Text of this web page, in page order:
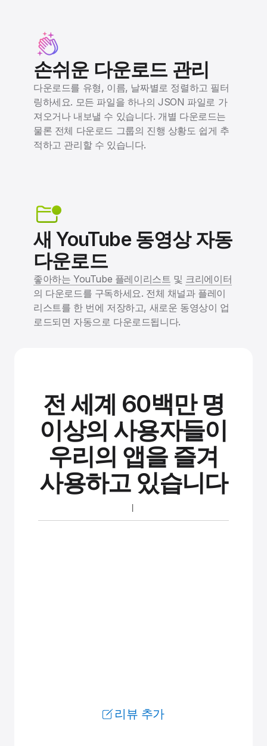
손쉬운 다운로드 관리
다운로드를 유형, 이름, 날짜별로 정렬하고 필터
링하세요. 모든 파일을 하나의 JSON 파일로 가
져오거나 내보낼 수 있습니다. 개별 다운로드는
물론 전체 다운로드 그룹의 진행 상황도 쉽게 추
적하고 관리할 수 있습니다.
새 YouTube 동영상 자동
다운로드
좋아하는 YouTube 플레이리스트 및 크리에이터
의 다운로드를 구독하세요. 전체 채널과 플레이
리스트를 한 번에 저장하고, 새로운 동영상이 업
로드되면 자동으로 다운로드됩니다.
전 세계 60백만 명
이상의 사용자들이
우리의 앱을 즐겨
사용하고 있습니다
리뷰 추가